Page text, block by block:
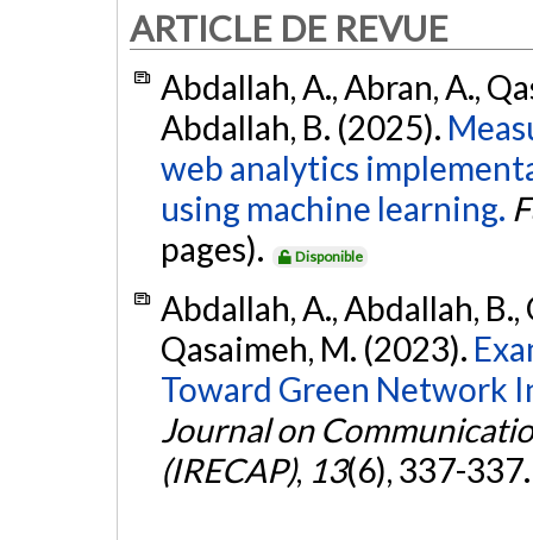
ARTICLE DE REVUE
Abdallah, A., Abran, A.,
Abdallah, B. (2025).
web analytics
using machine learning.
pages).
Disponible
Abdallah, A., Abdallah,
Qasaimeh, M. (2023).
Toward Green Network
Journal on
(IRECAP), 13(6), 337-